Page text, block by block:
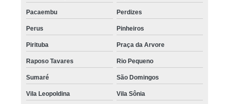
Pacaembu Perdizes
Perus Pinheiros
Pirituba Praça da Arvore
Raposo Tavares Rio Pequeno
Sumaré São Domingos
Vila Leopoldina Vila Sônia